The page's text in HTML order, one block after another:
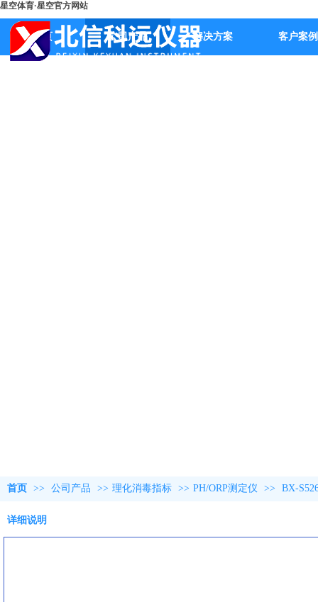
星空体育·星空官方网站
首页 公司产品 解决方案 客户案例
首页 >> 公司产品 >> 理化消毒指标 >> PH/ORP测定仪 >> BX-
详细说明